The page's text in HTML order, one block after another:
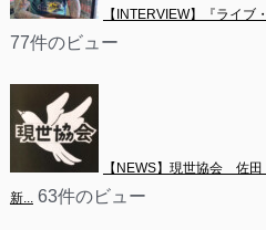
【INTERVIEW】『ライ
77件のビュー
【NEWS】現世協会　佐
新... 63件のビュー